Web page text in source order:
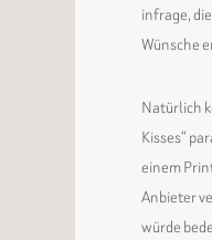
infrage,
Wünsche
Natürlich
Kisses“
einem
Anbieter
würde